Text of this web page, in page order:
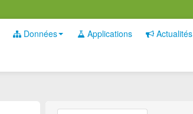
Données Applications Actualités